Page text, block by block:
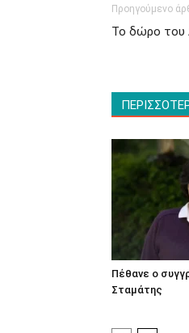
Προηγούμενο
Το δώρο του
Πέθανε ο
Σταμάτης